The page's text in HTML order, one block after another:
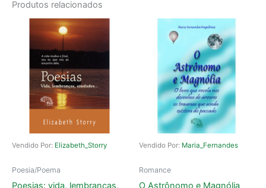
Produtos relacionados
Vendido Por: Elizabeth_Storry
Poesia/Poema
Vendido Por: Maria_Fernandes
Romance